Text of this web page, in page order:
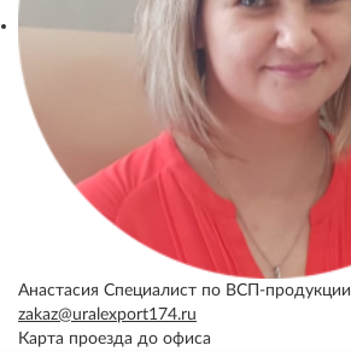
Анастасия Специалист по ВСП-продукции
zakaz@uralexport174.ru
Карта проезда до офиса